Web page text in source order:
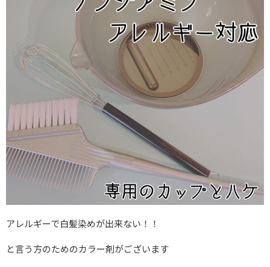
アレルギーで白髪染めが出来ない！！
と言う方のためのカラー剤がございます